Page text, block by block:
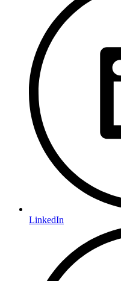
LinkedIn